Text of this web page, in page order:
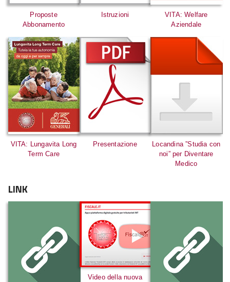
Proposte
Abbonamento
Istruzioni
VITA: Welfare
Aziendale
VITA: Lungavita Long
Term Care
Presentazione
Locandina ”Studia con
noi” per Diventare
Medico
LINK
Video della nuova